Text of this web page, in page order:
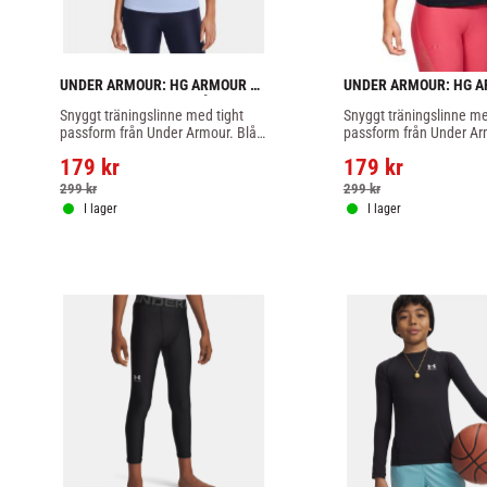
UNDER ARMOUR: HG ARMOUR
RACER TANK - LJUSBLÅ
Snyggt träningslinne med tight
passform från Under Armour. Blå
179 kr
299kr
I lager
UNDER ARMOUR: HG
RACER TANK - SVART
Snyggt träningslinne
passform från Under
179 kr
299kr
I lager